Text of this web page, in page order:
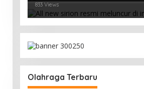
833 Views
Olahraga Terbaru